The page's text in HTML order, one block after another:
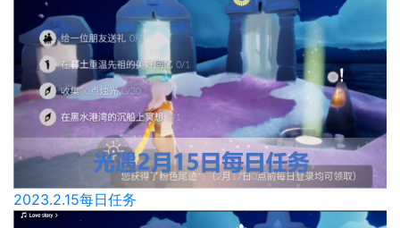
2023.2.15每日任务